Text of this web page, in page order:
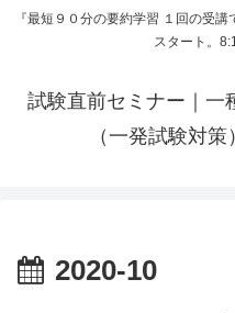
『最短９０分の要約学習 １回の受
スタート。
試験直前セミナー｜一
（一発試験対
2020-10